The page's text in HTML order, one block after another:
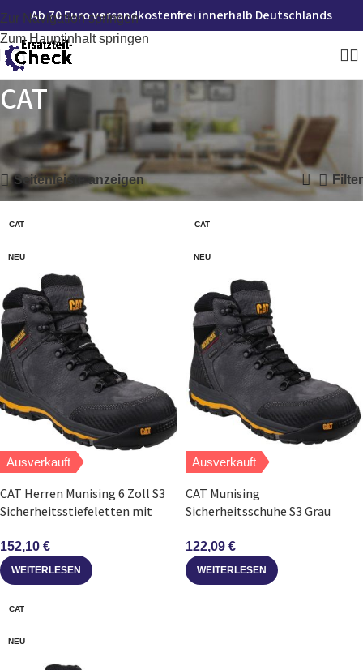
Zur Navigation springen
Zum Hauptinhalt springen
Ab 70 Euro versandkostenfrei innerhalb Deutschlands
CAT
Startseite» CAT Alle 3 Ergebnisse werden angezeigt
Seitenleiste anzeigen Filter
CAT
NEU
Ausverkauft
CAT Herren Munising 6 Zoll S3
Sicherheitsstiefeletten mit
152,10 €
WEITERLESEN
CAT
NEU
Ausverkauft
CAT Munising
Sicherheitsschuhe S3 Grau
P720161
122,09 €
WEITERLESEN
CAT
NEU